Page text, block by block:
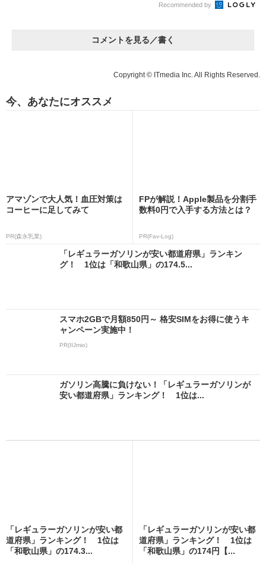
Recommended by
コメントを見る／書く
Copyright © ITmedia Inc. All Rights Reserved.
今、あなたにオススメ
アマゾンで大人気！血圧対策は
コーヒーに足してみて
PR(森永乳業)
FPが解説！Apple製品を分割手
数料0円で入手する方法とは？
PR(Fav-Log)
「レギュラーガソリンが安い都道府県」ランキン
グ！ 1位は「和歌山県」の174.5...
スマホ2GBで月額850円～ 格安SIMをお得に使うキ
ャンペーン実施中！
PR(IIJmio)
ガソリン高騰に負けない！「レギュラーガソリンが
安い都道府県」ランキング！ 1位は...
「レギュラーガソリンが安い都
道府県」ランキング！ 1位は
「和歌山県」の174.3...
「レギュラーガソリンが安い都
道府県」ランキング！ 1位は
「和歌山県」の174円【...